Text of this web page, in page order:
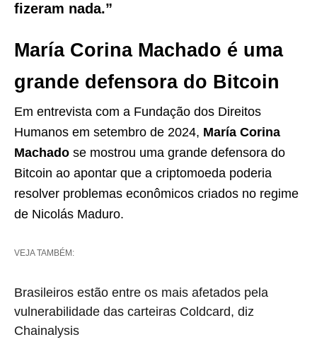
fizeram nada.”
María Corina Machado é uma
grande defensora do Bitcoin
Em entrevista com a Fundação dos Direitos
Humanos em setembro de 2024, María Corina
Machado se mostrou uma grande defensora do
Bitcoin ao apontar que a criptomoeda poderia
resolver problemas econômicos criados no regime
de Nicolás Maduro.
VEJA TAMBÉM:
Brasileiros estão entre os mais afetados pela
vulnerabilidade das carteiras Coldcard, diz
Chainalysis